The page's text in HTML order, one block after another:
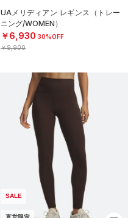
UAメリディアン レギンス（トレー
ニング/WOMEN）
￥6,930 30%OFF
￥9,900
SALE